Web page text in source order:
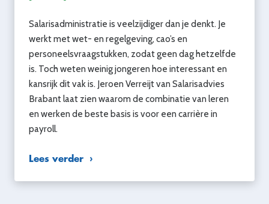
Salarisadministratie is veelzijdiger dan je denkt. Je
werkt met wet- en regelgeving, cao’s en
personeelsvraagstukken, zodat geen dag hetzelfde
is. Toch weten weinig jongeren hoe interessant en
kansrijk dit vak is. Jeroen Verreijt van Salarisadvies
Brabant laat zien waarom de combinatie van leren
en werken de beste basis is voor een carrière in
payroll.
Lees verder